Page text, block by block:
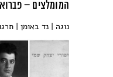
המומלצים – פברואר
נוגה | נד באומן |